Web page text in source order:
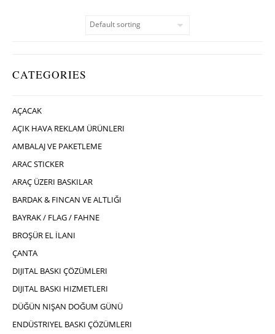
CATEGORIES
AÇACAK
AÇIK HAVA REKLAM ÜRÜNLERI
AMBALAJ VE PAKETLEME
ARAC STICKER
ARAÇ ÜZERI BASKILAR
BARDAK & FINCAN VE ALTLIĞI
BAYRAK / FLAG / FAHNE
BROŞÜR EL İLANI
ÇANTA
DIJITAL BASKI ÇÖZÜMLERI
DIJITAL BASKI HIZMETLERI
DÜĞÜN NIŞAN DOĞUM GÜNÜ
ENDÜSTRIYEL BASKI ÇÖZÜMLERI